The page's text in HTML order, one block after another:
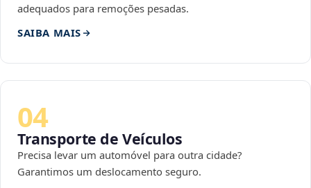
adequados para remoções pesadas.
SAIBA MAIS
04
Transporte de Veículos
Precisa levar um automóvel para outra cidade?
Garantimos um deslocamento seguro.